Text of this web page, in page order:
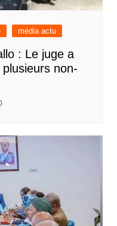
média actu
: Le juge a
non-